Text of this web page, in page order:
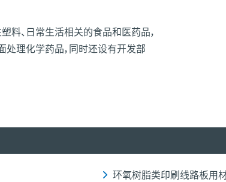
料、日常生活相关的食品和医药品，
理化学药品，同时还设有开发部
环氧树脂类印刷线路板用